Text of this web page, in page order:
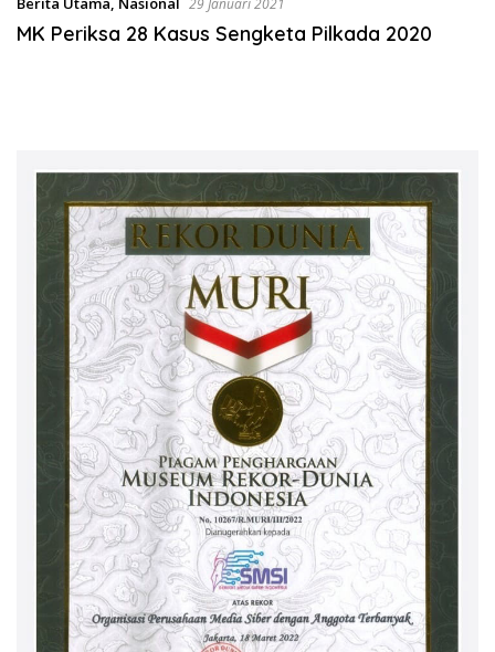
29 Januari 2021
MK Periksa 28 Kasus Sengketa Pilkada 2020